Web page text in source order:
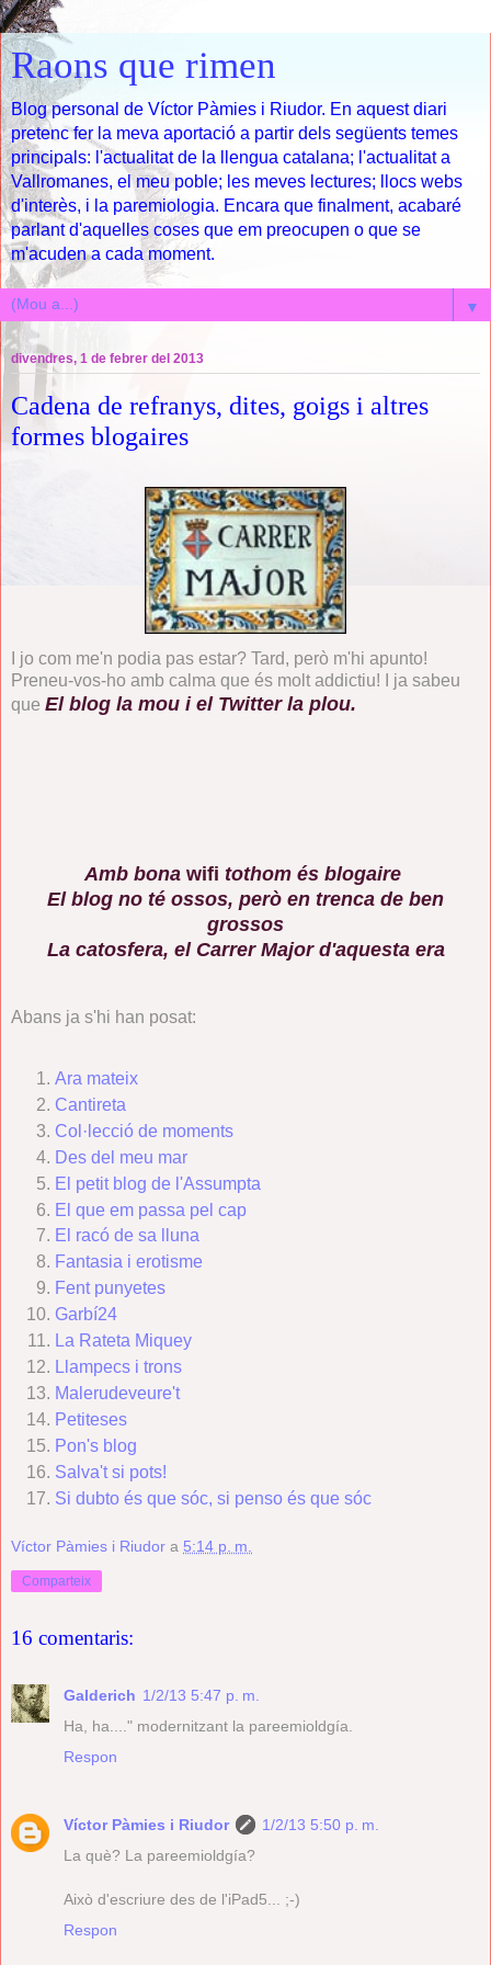
Raons que rimen
Blog personal de Víctor Pàmies i Riudor. En aquest diari
pretenc fer la meva aportació a partir dels següents temes
principals: l'actualitat de la llengua catalana; l'actualitat a
Vallromanes, el meu poble; les meves lectures; llocs webs
d'interès, i la paremiologia. Encara que finalment, acabaré
parlant d'aquelles coses que em preocupen o que se
m'acuden a cada moment.
▼
divendres, 1 de febrer del 2013
Cadena de refranys, dites, goigs i altres
formes blogaires
I jo com me'n podia pas estar? Tard, però m'hi apunto!
Preneu-vos-ho amb calma que és molt addictiu! I ja sabeu
que El blog la mou i el Twitter la plou.
Amb bona wifi tothom és blogaire
El blog no té ossos, però en trenca de ben
grossos
La catosfera, el Carrer Major d'aquesta era
Abans ja s'hi han posat:
Ara mateix
Cantireta
Col·lecció de moments
Des del meu mar
El petit blog de l'Assumpta
El que em passa pel cap
El racó de sa lluna
Fantasia i erotisme
Fent punyetes
Garbí24
La Rateta Miquey
Llampecs i trons
Malerudeveure't
Petiteses
Pon's blog
Salva't si pots!
Si dubto és que sóc, si penso és que sóc
Víctor Pàmies i Riudor a 5:14 p. m.
Comparteix
16 comentaris:
Galderich 1/2/13 5:47 p. m.
Ha, ha...." modernitzant la pareemioldgía.
Respon
Víctor Pàmies i Riudor
1/2/13 5:50 p. m.
La què? La pareemioldgía?
Això d'escriure des de l'iPad5... ;-)
Respon